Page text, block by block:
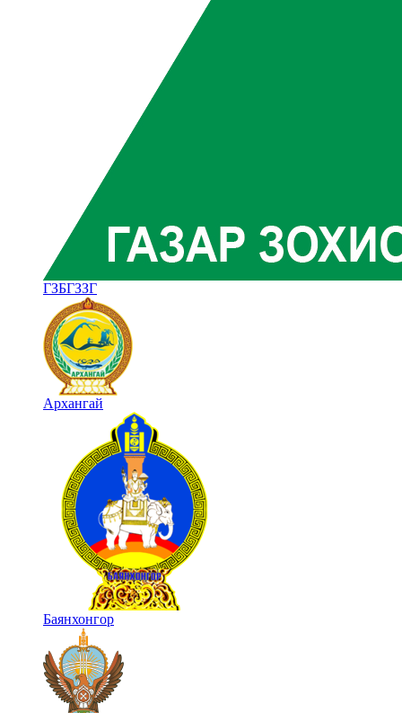
ГЗБГЗЗГ
Архангай
Баянхонгор